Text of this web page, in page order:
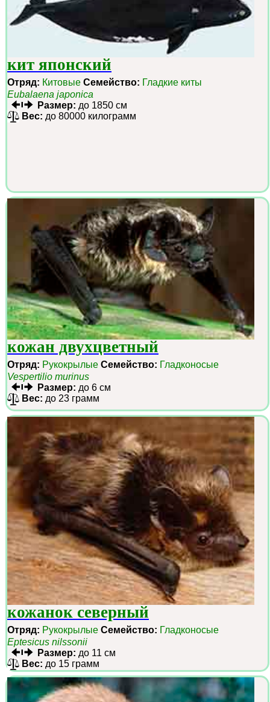
кит японский
Отряд: Китовые Семейство: Гладкие киты
Eubalaena japonica
Размер: до 1850 см
Вес: до 80000 килограмм
кожан двухцветный
Отряд: Рукокрылые Семейство: Гладконосые
Vespertilio murinus
Размер: до 6 см
Вес: до 23 грамм
кожанок северный
Отряд: Рукокрылые Семейство: Гладконосые
Eptesicus nilssonii
Размер: до 11 см
Вес: до 15 грамм